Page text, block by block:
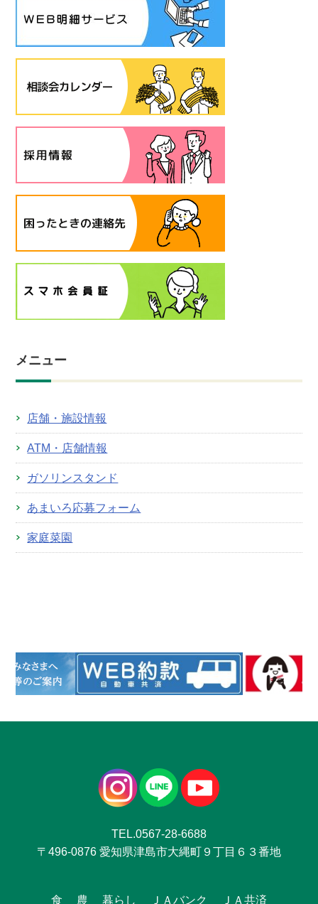
メニュー
店舗・施設情報
ATM・店舗情報
ガソリンスタンド
あまいろ応募フォーム
家庭菜園
TEL.0567-28-6688
〒496-0876 愛知県津島市大縄町９丁目６３番地
食 農 暮らし ＪＡバンク ＪＡ共済